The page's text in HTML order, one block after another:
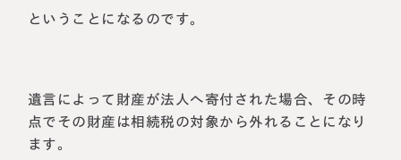
ということになるのです。
遺言によって財産が法人へ寄付された場合、その時
点でその財産は相続税の対象から外れることになり
ます。